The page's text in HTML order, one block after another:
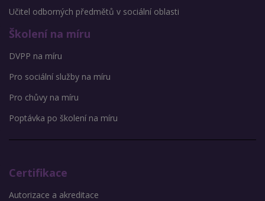
Učitel odborných předmětů v sociální oblasti
Školení na míru
DVPP na míru
Pro sociální služby na míru
Pro chůvy na míru
Poptávka po školení na míru
Certifikace
Autorizace a akreditace